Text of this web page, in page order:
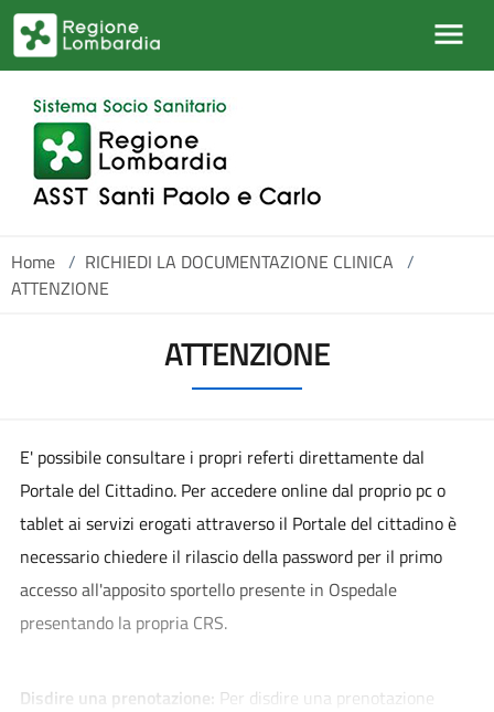
Salta al contenuto principale
Home / RICHIEDI LA DOCUMENTAZIONE CLINICA /
ATTENZIONE
ATTENZIONE
E' possibile consultare i propri referti direttamente dal
Portale del Cittadino. Per accedere online dal proprio pc o
tablet ai servizi erogati attraverso il Portale del cittadino è
necessario chiedere il rilascio della password per il primo
accesso all'apposito sportello presente in Ospedale
presentando la propria CRS.
Disdire una prenotazione: Per disdire una prenotazione